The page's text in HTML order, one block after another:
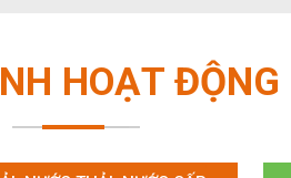
HOẠT ĐỘNG